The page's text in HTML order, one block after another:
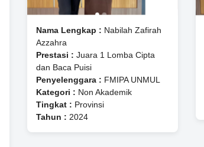
Nama Lengkap : Nabilah Zafirah
Azzahra
Prestasi : Juara 1 Lomba Cipta
dan Baca Puisi
Penyelenggara : FMIPA UNMUL
Kategori : Non Akademik
Tingkat : Provinsi
Tahun : 2024